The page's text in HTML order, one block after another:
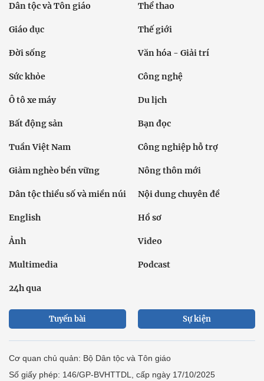
Dân tộc và Tôn giáo Thể thao
Giáo dục Thế giới
Đời sống Văn hóa - Giải trí
Sức khỏe Công nghệ
Ô tô xe máy Du lịch
Bất động sản Bạn đọc
Tuần Việt Nam Công nghiệp hỗ trợ
Giảm nghèo bền vững Nông thôn mới
Dân tộc thiểu số và miền núi Nội dung chuyên đề
English Hồ sơ
Ảnh Video
Multimedia Podcast
24h qua
Tuyến bài Sự kiện
Cơ quan chủ quản: Bộ Dân tộc và Tôn giáo
Số giấy phép: 146/GP-BVHTTDL, cấp ngày 17/10/2025